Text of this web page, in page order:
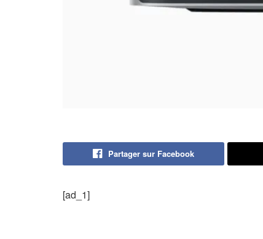
Partager sur Facebook
[ad_1]